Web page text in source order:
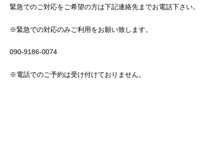
緊急でのご対応をご希望の方は下記連絡先までお電話下さい。
※緊急での対応のみご利用をお願い致します。
090-9186-0074
※電話でのご予約は受け付けておりません。